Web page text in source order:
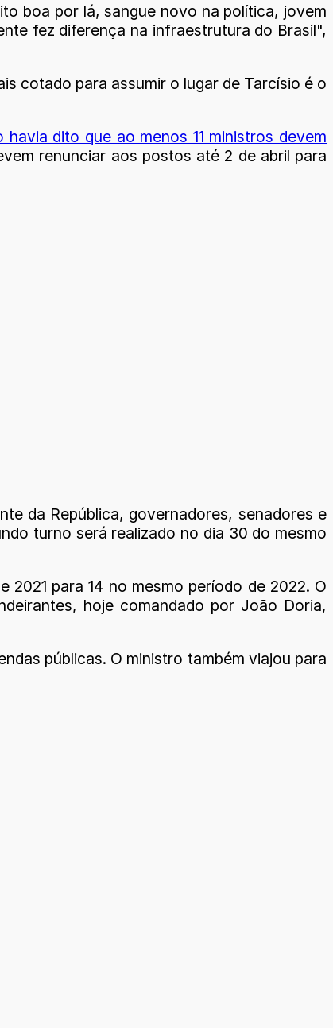
boa por lá, sangue novo na política, jovem
fez diferença na infraestrutura do Brasil",
cotado para assumir o lugar de Tarcísio é o
dito que ao menos 11 ministros devem
renunciar aos postos até 2 de abril para
da República, governadores, senadores e
turno será realizado no dia 30 do mesmo
2021 para 14 no mesmo período de 2022. O
hoje comandado por João Doria,
públicas. O ministro também viajou para